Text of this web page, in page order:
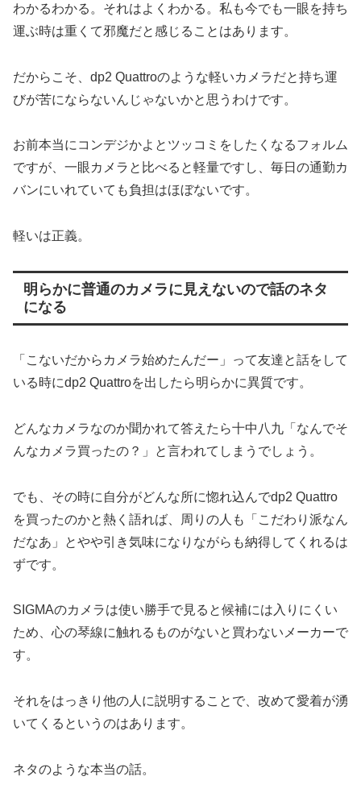
わかるわかる。それはよくわかる。私も今でも一眼を持ち
運ぶ時は重くて邪魔だと感じることはあります。
だからこそ、dp2 Quattroのような軽いカメラだと持ち運
びが苦にならないんじゃないかと思うわけです。
お前本当にコンデジかよとツッコミをしたくなるフォルム
ですが、一眼カメラと比べると軽量ですし、毎日の通勤カ
バンにいれていても負担はほぼないです。
軽いは正義。
明らかに普通のカメラに見えないので話のネタ
になる
「こないだからカメラ始めたんだー」って友達と話をして
いる時にdp2 Quattroを出したら明らかに異質です。
どんなカメラなのか聞かれて答えたら十中八九「なんでそ
んなカメラ買ったの？」と言われてしまうでしょう。
でも、その時に自分がどんな所に惚れ込んでdp2 Quattro
を買ったのかと熱く語れば、周りの人も「こだわり派なん
だなあ」とやや引き気味になりながらも納得してくれるは
ずです。
SIGMAのカメラは使い勝手で見ると候補には入りにくい
ため、心の琴線に触れるものがないと買わないメーカーで
す。
それをはっきり他の人に説明することで、改めて愛着が湧
いてくるというのはあります。
ネタのような本当の話。